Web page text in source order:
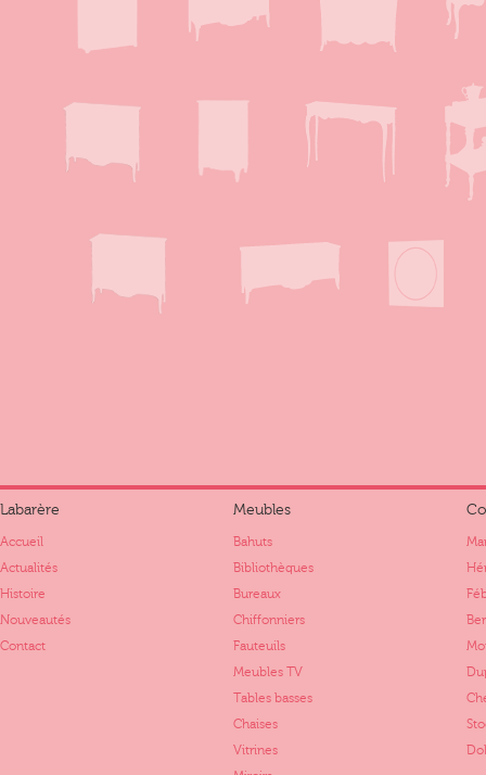
Labarère
Accueil
Actualités
Histoire
Nouveautés
Contact
Meubles
Bahuts
Bibliothèques
Bureaux
Chiffonniers
Fauteuils
Meubles TV
Tables basses
Chaises
Vitrines